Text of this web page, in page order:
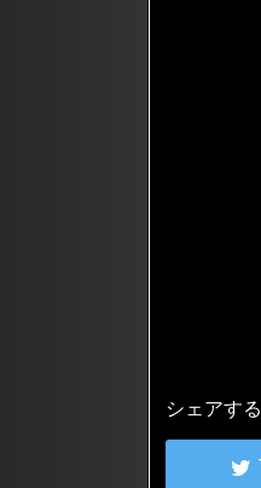
シェアする